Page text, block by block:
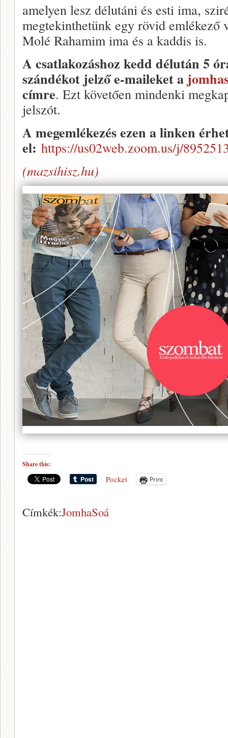
amelyen lesz délutáni és esti ima,
megtekinthetünk egy rövid
Molé Rahamim ima és a kaddis is.
A csatlakozáshoz kedd délután 5
szándékot jelző e-maileket a
címre. Ezt követően mindenki
jelszót.
A megemlékezés ezen a linken
el: https://us02web.zoom.us/j/
(mazsihisz.hu)
Share this:
Pocket Print
Címkék:JomhaSoá